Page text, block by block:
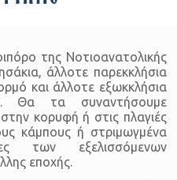
της Νοτιοανατολικής
άλλοτε παρεκκλήσια
και άλλοτε εξωκκλήσια
Θα τα συναντήσουμε
κορυφή ή στις πλαγιές
κάμπους ή στριμωγμένα
των εξελισσόμενων
εποχής.